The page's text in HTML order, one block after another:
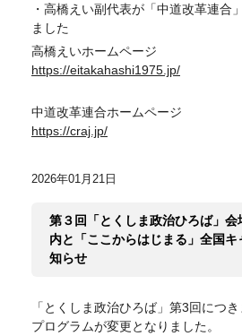
・高橋えい副代表が「中道改革連合
ました
高橋えいホームページ
https://eitakahashi1975.jp/
中道改革連合ホームページ
https://craj.jp/
2026年01月21日
第３回「とくしま政治ひろば」
内と「ここからはじまる」全国
知らせ
「とくしま政治ひろば」第3回につ
プログラムが変更となりました。